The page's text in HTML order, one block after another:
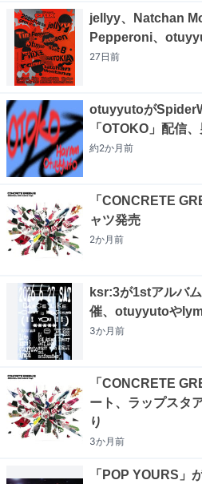
jellyy、Natchan
Pepperoni、
27日前
otuyyutoが
「OTOKO」配信
約2か月前
「CONCRETE
ャツ発売
2か月前
ksr:3が1stアルバ
催、otuyyutoや
3か月前
「CONCRETE
ート、ラップスタ
り
3か月前
「POP YOURS」